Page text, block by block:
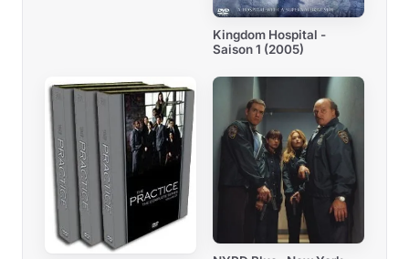
Kingdom Hospital -
Saison 1 (2005)